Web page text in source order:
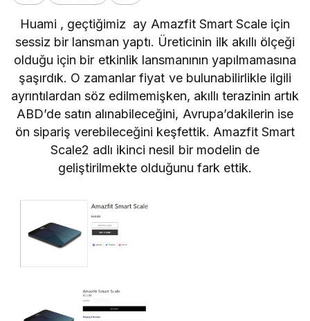
Huami , geçtiğimiz ay Amazfit Smart Scaleiçin
sessiz bir lansman yaptı. Üreticinin ilk akıllı ölçeği
olduğu için bir etkinlik lansmanının yapılmamasına
şaşırdık. O zamanlar fiyat ve bulunabilirlikle ilgili
ayrıntılardan söz edilmemişken, akıllı terazinin artık
ABD’de satın alınabileceğini, Avrupa’dakilerin ise
ön sipariş verebileceğini keşfettik. Amazfit Smart
Scale2 adlı ikinci nesil bir modelin de
geliştirilmekte olduğunu fark ettik.